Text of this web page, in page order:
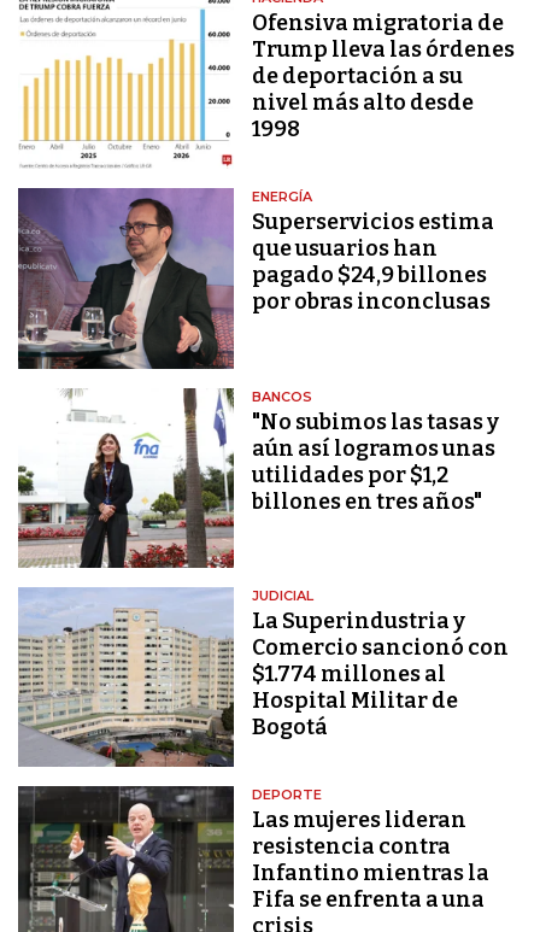
Ofensiva migratoria de
Trump lleva las órdenes
de deportación a su
nivel más alto desde
1998
ENERGÍA
Superservicios estima
que usuarios han
pagado $24,9 billones
por obras inconclusas
BANCOS
"No subimos las tasas y
aún así logramos unas
utilidades por $1,2
billones en tres años"
JUDICIAL
La Superindustria y
Comercio sancionó con
$1.774 millones al
Hospital Militar de
Bogotá
DEPORTE
Las mujeres lideran
resistencia contra
Infantino mientras la
Fifa se enfrenta a una
crisis